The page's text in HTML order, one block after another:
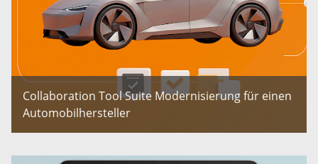
Collaboration Tool Suite Modernisierung für einen
Automobilhersteller